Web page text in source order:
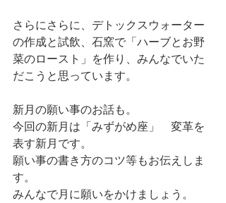
さらにさらに、デトックスウォーター
の作成と試飲、石窯で「ハーブとお野
菜のロースト」を作り、みんなでいた
だこうと思っています。
新月の願い事のお話も。
今回の新月は「みずがめ座」　変革を
表す新月です。
願い事の書き方のコツ等もお伝えしま
す。
みんなで月に願いをかけましょう。